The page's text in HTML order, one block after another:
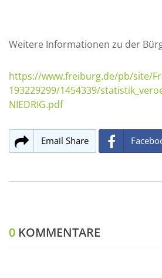
Weitere Informationen zu der
https://www.freiburg.de/pb/site/
193229299/1454339/
NIEDRIG.pdf
Email Share
0 KOMMENTARE